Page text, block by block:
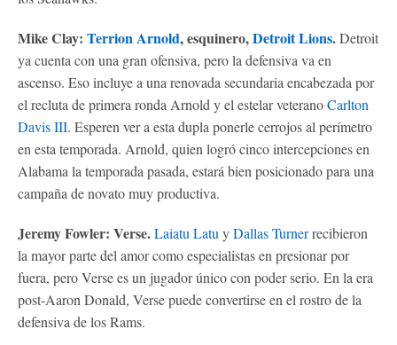
Mike Clay: Terrion Arnold, esquinero,Detroit Lions.Detroit
ya cuenta con una gran ofensiva, pero la defensiva va en
ascenso. Eso incluye a una renovada secundaria encabezada por
el recluta de primera ronda Arnold y el estelar veteranoCarlton
Davis III. Esperen ver a esta dupla ponerle cerrojos al perímetro
en esta temporada. Arnold, quien logró cinco intercepciones en
Alabama la temporada pasada, estará bien posicionado para una
campaña de novato muy productiva.
Jeremy Fowler: Verse.Laiatu LatuyDallas Turnerrecibieron
la mayor parte del amor como especialistas en presionar por
fuera, pero Verse es un jugador único con poder serio. En la era
post-Aaron Donald, Verse puede convertirse en el rostro de la
defensiva de los Rams.